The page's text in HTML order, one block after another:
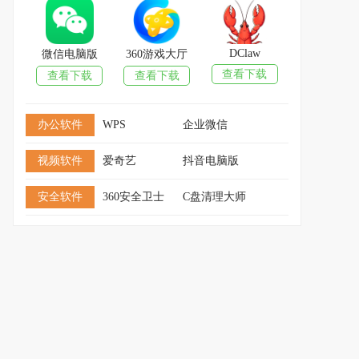
微信电脑版
查看下载
360游戏大厅
查看下载
DClaw
查看下载
办公软件 WPS 企业微信
视频软件 爱奇艺 抖音电脑版
安全软件 360安全卫士 C盘清理大师